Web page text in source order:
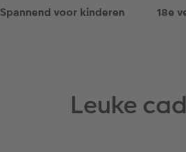
Spannend voor kinderen 18e
Leuke